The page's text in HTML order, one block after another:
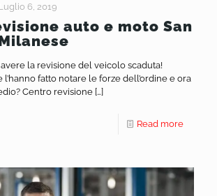
6, 2019
auto e moto San
la revisione del veicolo scaduta!
fatto notare le forze dell’ordine e ora
Centro revisione […]
Read more